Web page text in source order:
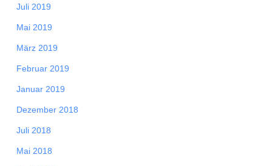
Juli 2019
Mai 2019
März 2019
Februar 2019
Januar 2019
Dezember 2018
Juli 2018
Mai 2018